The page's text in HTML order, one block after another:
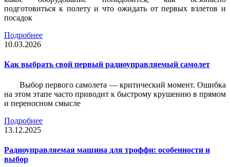
подготовиться к полету и что ожидать от первых взлетов и
посадок
Подробнее
10.03.2026
Как выбрать свой первый радиоуправляемый самолет
Выбор первого самолета — критический момент. Ошибка
на этом этапе часто приводит к быстрому крушению в прямом
и переносном смысле
Подробнее
13.12.2025
Радиоуправляемая машина для троффи: особенности и
выбор